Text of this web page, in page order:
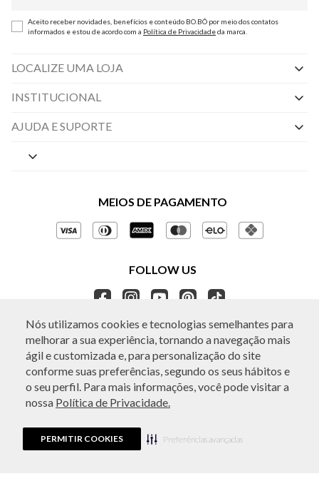
Nós utilizamos cookies e tecnologias semelhantes para
melhorar a sua experiência, tornando a navegação mais
ágil e customizada e, para personalização do site
conforme suas preferências, segundo os seus hábitos e
o seu perfil. Para mais informações, você pode visitar a
nossa Política de Privacidade.
PERMITIR COOKIES Preferências avançadas
Aceito receber novidades, benefícios e conteúdo BO.BÔ por meio dos contatos
informados e estou de acordo com a Política de Privacidadeda marca.
LOCALIZE UMA LOJA
INSTITUCIONAL
Nossas Lojas
Políticas de Privacidade
Gestão de Privacidade
Ética e Sustentabilidade
Seja um Revendedor
APP BO.BÔ
AJUDA E SUPORTE
Central de Preferências
Perguntas frequentes
Regulamentos e Promoções
MEIOS DE PAGAMENTO
FOLLOW US
© Copyright 2026 - Todos os direitos reservados. A BO.BÔ reserva-se no
disponibilidade de estoque a qualquer momento.
Em caso de dúvidas:0800 440 2222.
Horário de Atendimento:das 8h às 20h de segunda a sábado, exceto